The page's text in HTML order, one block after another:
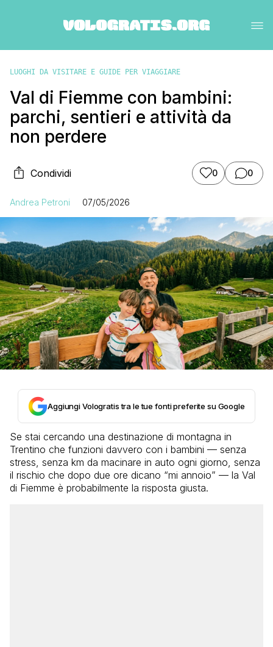
LUOGHI DA VISITARE E GUIDE PER VIAGGIARE
Val di Fiemme con bambini:
parchi, sentieri e attività da
non perdere
Condividi 0 0
Andrea Petroni 07/05/2026
Aggiungi Vologratis tra le tue fonti preferite su Google
Se stai cercando una destinazione di montagna in
Trentino che funzioni davvero con i bambini — senza
stress, senza km da macinare in auto ogni giorno, senza
il rischio che dopo due ore dicano “mi annoio” — la Val
di Fiemme è probabilmente la risposta giusta.